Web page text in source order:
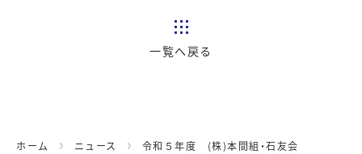
一覧へ戻る
ホーム ニュース 令和５年度 (株)本間組・石友会 安全大会